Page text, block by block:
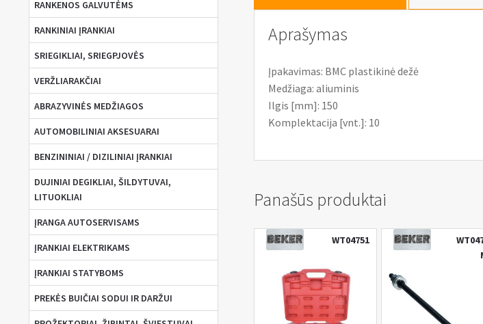
Aprašymas
Įpakavimas: BMC plastikinė dežė
Medžiaga: aliuminis
Ilgis [mm]: 150
Komplektacija [vnt.]: 10
Panašūs produktai
WT04751
RANKENOS GALVUTĖMS
RANKINIAI ĮRANKIAI
SRIEGIKLIAI, SRIEGPJOVĖS
VERŽLIARAKČIAI
ABRAZYVINĖS MEDŽIAGOS
AUTOMOBILINIAI AKSESUARAI
BENZININIAI / DIZILINIAI ĮRANKIAI
DUJINIAI DEGIKLIAI, ŠILDYTUVAI,
LITUOKLIAI
ĮRANGA AUTOSERVISAMS
ĮRANKIAI ELEKTRIKAMS
ĮRANKIAI STATYBOMS
PREKĖS BUIČIAI SODUI IR DARŽUI